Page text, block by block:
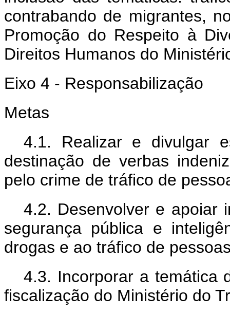
contrabando de migrantes,
Promoção do Respeito à
Direitos Humanos do
Eixo 4 - Responsabilização
Metas
4.1. Realizar e divulgar
destinação de verbas
pelo crime de tráfico de
4.2. Desenvolver e apoiar
segurança pública e
drogas e ao tráfico de
4.3. Incorporar a temática
fiscalização do Ministério do